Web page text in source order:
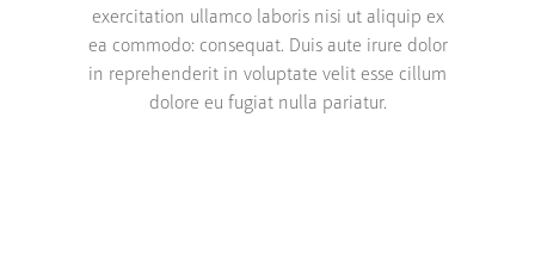
exercitation ullamco laboris nisi ut aliquip ex
ea commodo: consequat. Duis aute irure dolor
in reprehenderit in voluptate velit esse cillum
dolore eu fugiat nulla pariatur.